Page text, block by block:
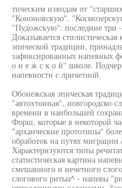
тическим изводам от
"Кононовскую",
"Пудожскую": последние три
Доказывается
эпической традиции,
зафиксированных напевных
о н е ж с к о й" школе.
напевности с лричетной.
Обонежская эпическая
"автохтонная", новгородско-
времени в наибольшей
Форш, которые в некоторой
"архаические прототипы"
обработок на путях
Характеризуются типы
статистическая картина
смешанного и нечетного
слогового ритыа^ - напевы